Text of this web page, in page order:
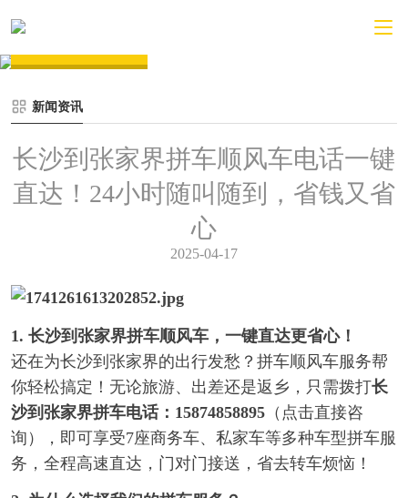
新闻资讯
长沙到张家界拼车顺风车电话一键
直达！24小时随叫随到，省钱又省
心
2025-04-17
1. 长沙到张家界拼车顺风车，一键直达更省心！
还在为长沙到张家界的出行发愁？拼车顺风车服务帮
你轻松搞定！无论旅游、出差还是返乡，只需拨打长
沙到张家界拼车电话：15874858895 （点击直接咨
询），即可享受7座商务车、私家车等多种车型拼车服
务，全程高速直达，门对门接送，省去转车烦恼！